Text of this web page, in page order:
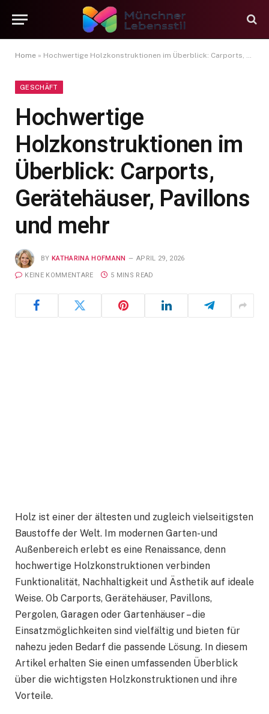
Home » Hochwertige Holzkonstruktionen im Überblick: Carports, Gerätehäuser, Pavillons und mehr
GESCHÄFT
Hochwertige
Holzkonstruktionen im
Überblick: Carports,
Gerätehäuser, Pavillons
und mehr
BY KATHARINA HOFMANN APRIL 29, 2026
KEINE KOMMENTARE 5 MINS READ
Holz ist einer der ältesten und zugleich vielseitigsten
Baustoffe der Welt. Im modernen Garten- und
Außenbereich erlebt es eine Renaissance, denn
hochwertige Holzkonstruktionen verbinden
Funktionalität, Nachhaltigkeit und Ästhetik auf ideale
Weise. Ob Carports, Gerätehäuser, Pavillons,
Pergolen, Garagen oder Gartenhäuser – die
Einsatzmöglichkeiten sind vielfältig und bieten für
nahezu jeden Bedarf die passende Lösung. In diesem
Artikel erhalten Sie einen umfassenden Überblick
über die wichtigsten Holzkonstruktionen und ihre
Vorteile.